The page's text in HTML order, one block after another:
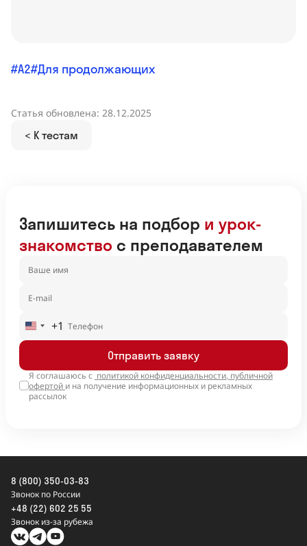
A2 Для продолжающих
< К тестам
Статья обновлена: 28.12.2025
Запишитесь на подбор и урок-
знакомство с преподавателем
United
States
+1
Отправить заявку
Я соглашаюсь с политикой конфиденциальности, публичной
офертой и на получение информационных и рекламных
рассылок
8 (800) 350-03-83
Звонок по России
+48 (22) 602 25 55
Звонок из-за рубежа